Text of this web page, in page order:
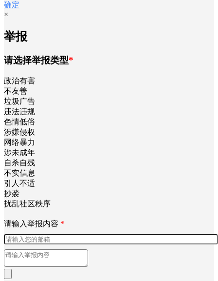
确定
×
举报
请选择举报类型*
政治有害
不友善
垃圾广告
违法违规
色情低俗
涉嫌侵权
网络暴力
涉未成年
自杀自残
不实信息
引人不适
抄袭
扰乱社区秩序
请输入举报内容 *